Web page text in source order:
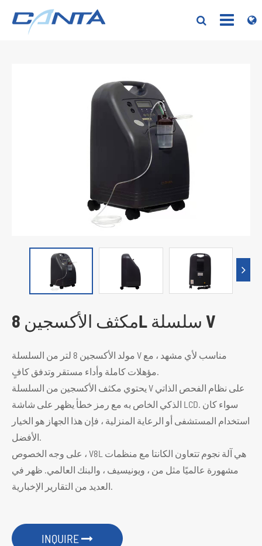
مكثف الأكسجين 8L سلسلة V
مولد الأكسجين 8 لتر من السلسلة V مناسب لأي مشهد ، مع
مؤهلات كاملة وأداء مستقر وتدفق كافٍ.
يحتوي مكثف الأكسجين من السلسلة V على نظام الفحص الذاتي
الذكي الخاص به مع رمز خطأ يظهر على شاشة LCD. سواء كان
استخدام المستشفى أو الرعاية المنزلية ، فإن هذا الجهاز هو الخيار
الأفضل.
على وجه الخصوص ، V8L هي آلة نجوم تتعاون الكانتا مع منظمات
مشهورة عالميًا مثل من ، ويونيسيف ، والبنك العالمي. ظهر في
العديد من التقارير الإخبارية.
INQUIRE